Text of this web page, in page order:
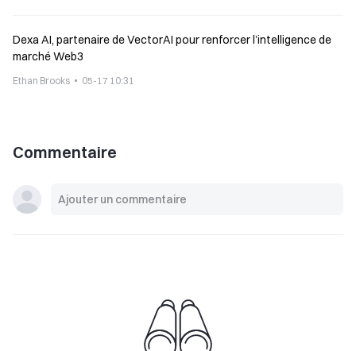
Dexa AI, partenaire de VectorAI pour renforcer l’intelligence de
marché Web3
Ethan Brooks 05-17 10:31
Commentaire